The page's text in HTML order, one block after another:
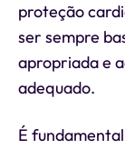
proteção
ser sempre
apropriada e
adequado.
É